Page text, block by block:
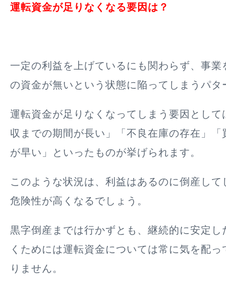
運転資金が足りなくなる要因は？
一定の利益を上げているにも関わらず、事業
の資金が無いという状態に陥ってしまうパタ
運転資金が足りなくなってしまう要因として
収までの期間が長い」「不良在庫の存在」「
が早い」といったものが挙げられます。
このような状況は、利益はあるのに倒産し
危険性が高くなるでしょう。
黒字倒産までは行かずとも、継続的に安定し
くためには運転資金については常に気を配
りません。